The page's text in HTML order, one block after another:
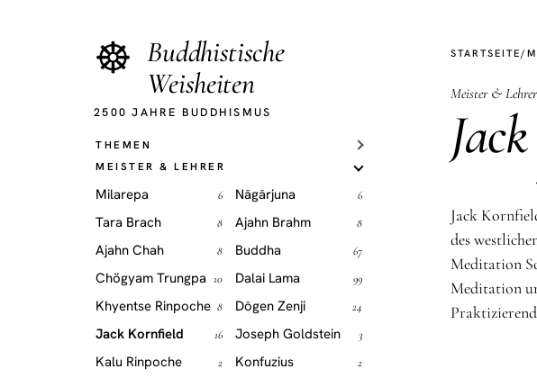
☸ Buddhistische
Weisheiten
2500 JAHRE BUDDHISMUS
THEMEN
MEISTER & LEHRER
Milarepa 6 Nāgārjuna 6
Tara Brach 8 Ajahn Brahm 8
Ajahn Chah 8 Buddha 67
Chögyam Trungpa 10 Dalai Lama 99
Khyentse Rinpoche 8 Dōgen Zenji 24
Jack Kornfield 16 Joseph Goldstein 3
Kalu Rinpoche 2 Konfuzius 2
STARTSEITE/
Meister & Lehrer
Jack
des
Meditation
Meditation